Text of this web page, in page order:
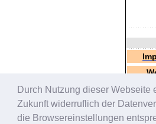
Durch Nutzung dieser
Zukunft widerruflich der
die Browsereinstellungen